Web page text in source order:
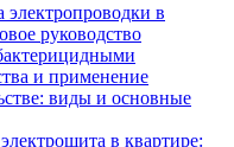
электропроводки в
руководство
и применение
виды и основные
в квартире: